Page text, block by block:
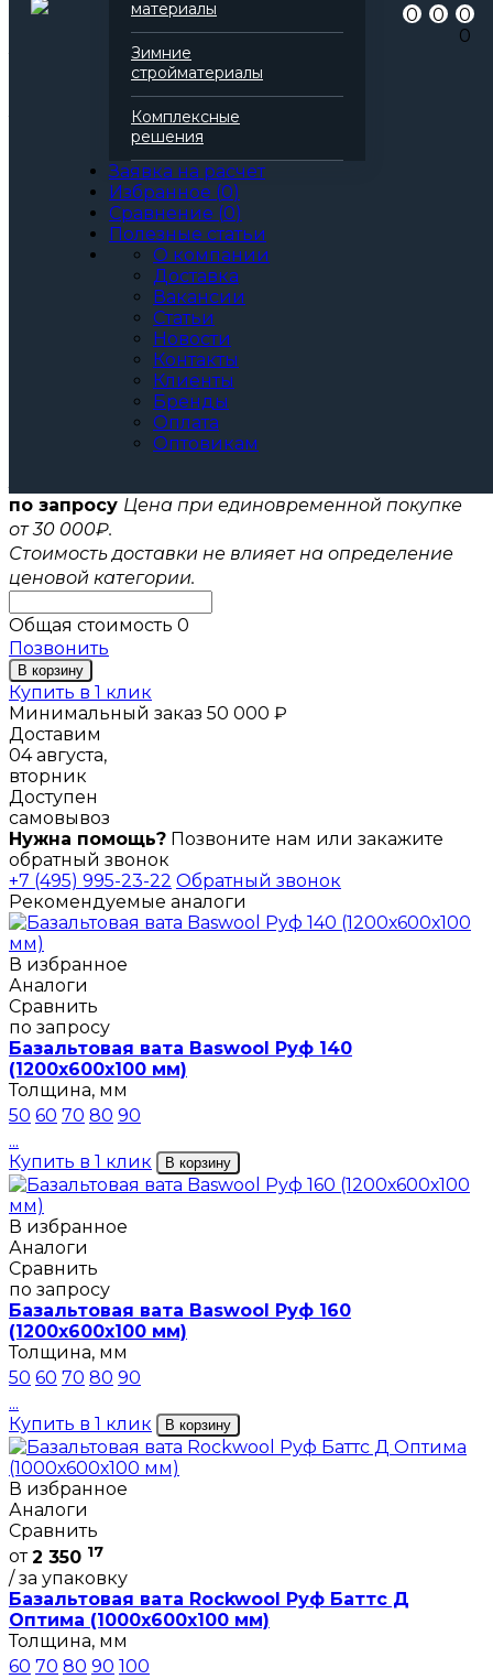
материалы
Зимние
стройматериалы
Комплексные
решения
Заявка на расчет
Избранное (0)
Сравнение (0)
Полезные статьи
О компании
Доставка
Вакансии
Статьи
Новости
Контакты
Клиенты
Бренды
Оплата
Оптовикам
0 0
0
0
для пожароизоляции
Теплопроводность 0,040 Вт/(м*К)
Паропроницаемость 0,3 мг/(м*К*Па)
Все характеристики
по запросу Цена при единовременной покупке
от 30 000₽.
Стоимость доставки не влияет на определение
ценовой категории.
Общая стоимость 0
Позвонить
В корзину
Купить в 1 клик
Минимальный заказ 50 000 ₽
Доставим
04 августа,
вторник
Доступен
самовывоз
Нужна помощь? Позвоните нам или закажите
обратный звонок
+7 (495) 995-23-22 Обратный звонок
Рекомендуемые аналоги
В избранное
Аналоги
Сравнить
по запросу
Базальтовая вата Baswool Руф 140
(1200х600х100 мм)
Толщина, мм
50 60 70 80 90
...
Купить в 1 клик
В корзину
В избранное
Аналоги
Сравнить
по запросу
Базальтовая вата Baswool Руф 160
(1200х600х100 мм)
Толщина, мм
50 60 70 80 90
...
Купить в 1 клик
В корзину
В избранное
Аналоги
Сравнить
от2 350 17
/ за упаковку
Базальтовая вата Rockwool Руф Баттс Д
Оптима (1000х600х100 мм)
Толщина, мм
60 70 80 90 100